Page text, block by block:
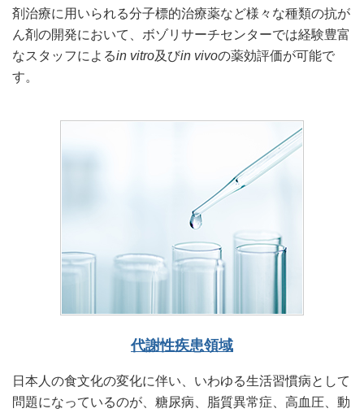
剤治療に用いられる分子標的治療薬など様々な種類の抗が
ん剤の開発において、ボゾリサーチセンターでは経験豊富
なスタッフによるin vitro及びin vivoの薬効評価が可能で
す。
代謝性疾患領域
日本人の食文化の変化に伴い、いわゆる生活習慣病として
問題になっているのが、糖尿病、脂質異常症、高血圧、動